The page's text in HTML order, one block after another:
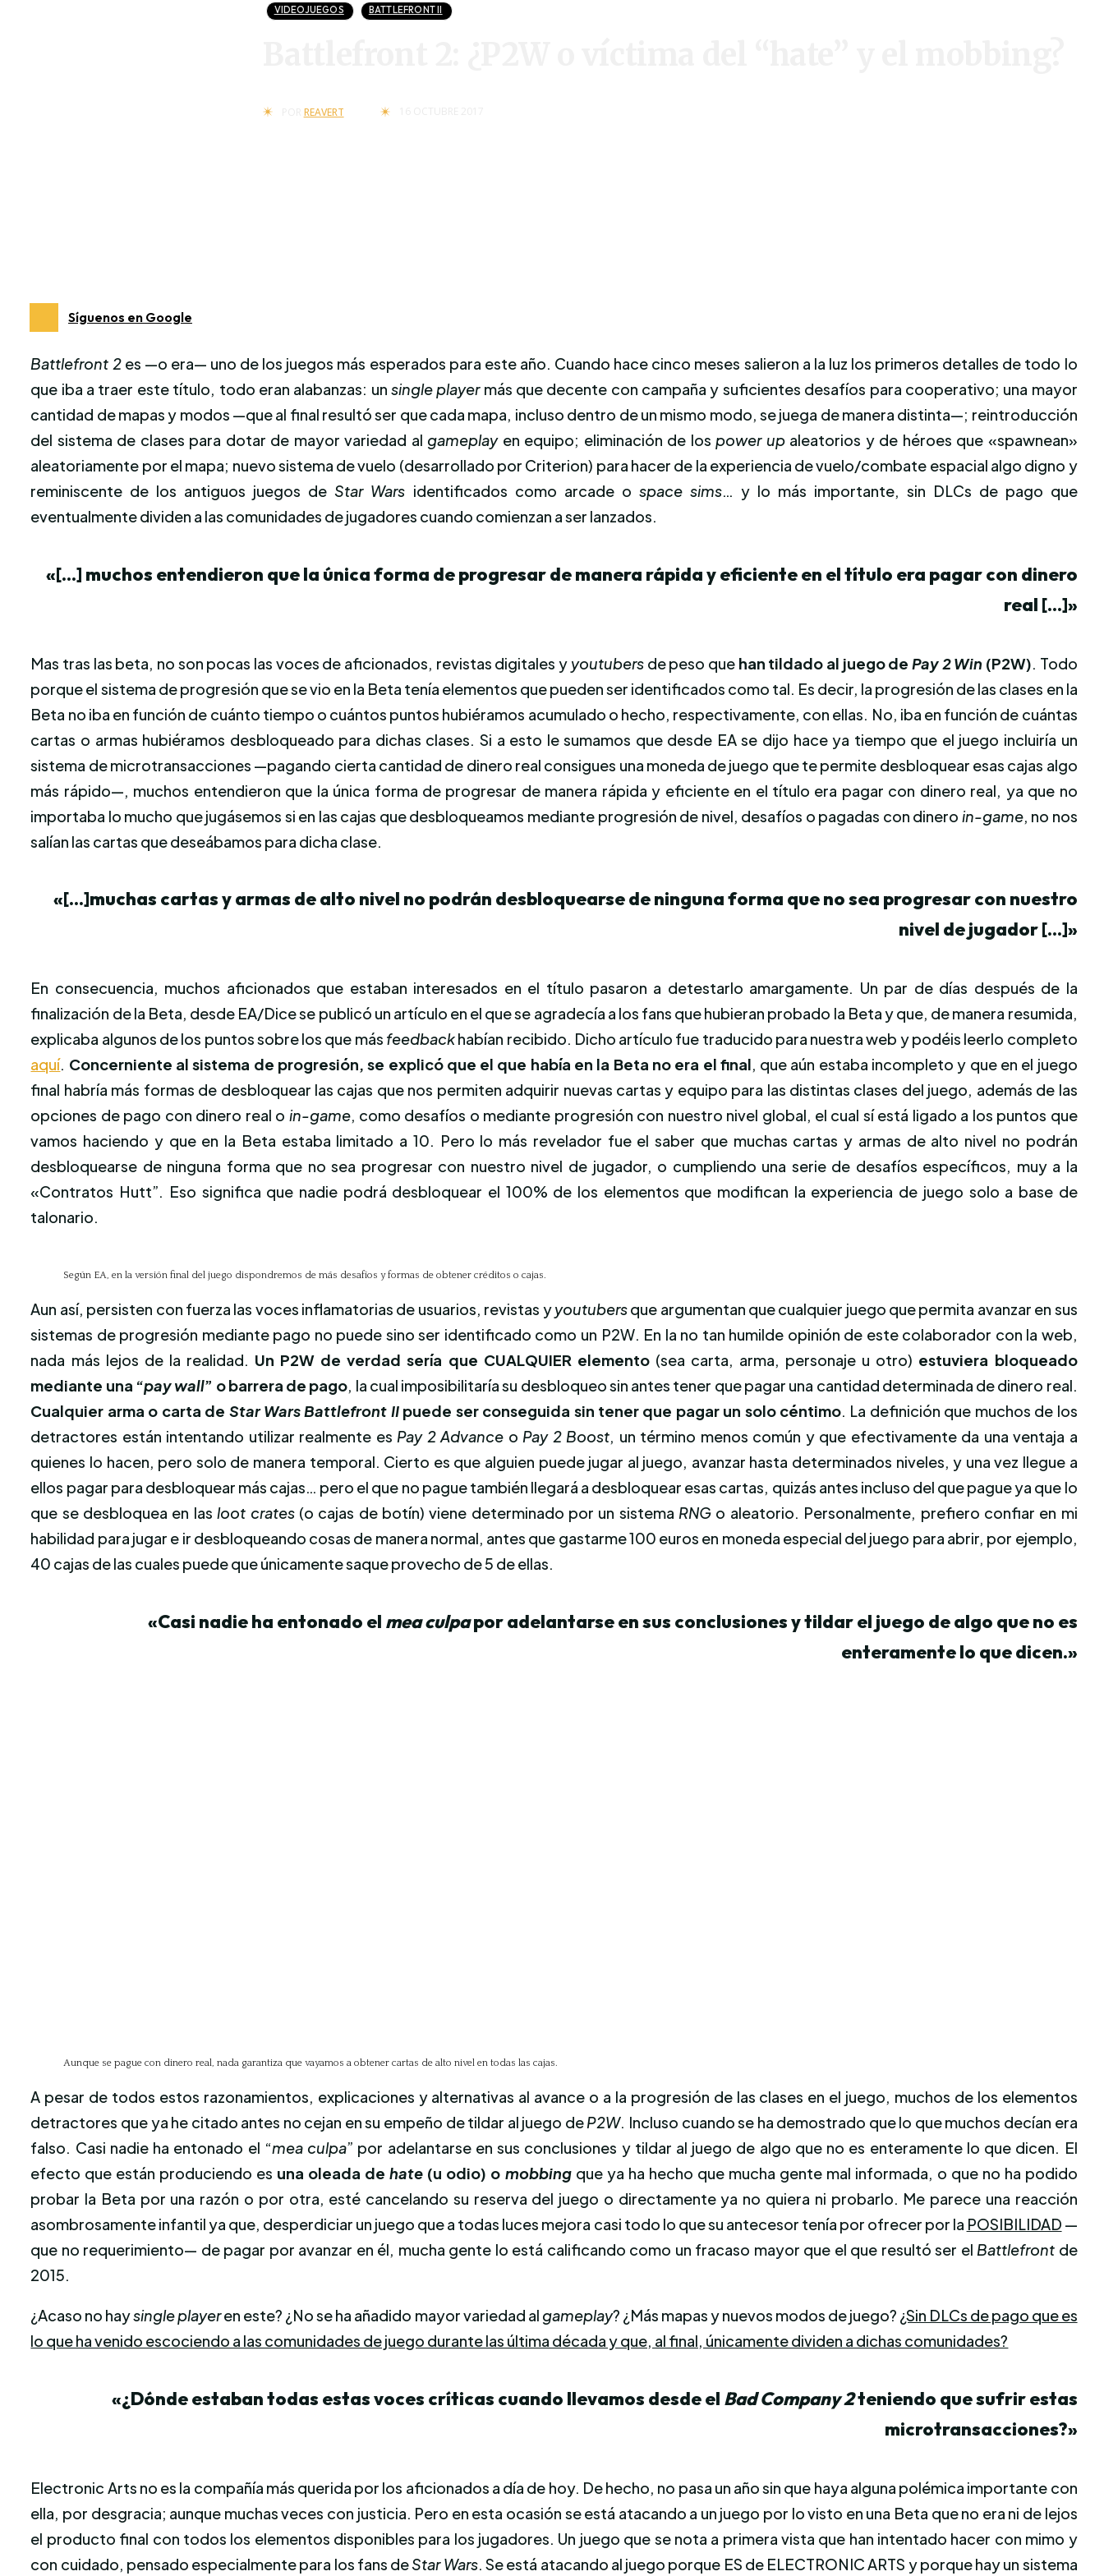
VIDEOJUEGOS BATTLEFRONT II
REAVERT
Síguenos en Google
Battlefront 2es —o era— uno de los juegos más esperados para este año. Cuando hace cinco meses salieron a la luz los primeros detalles de todo lo
que iba a traer este título, todo eran alabanzas: un single playermás que decente con campaña y suficientes desafíos para cooperativo; una mayor
cantidad de mapas y modos —que al final resultó ser que cada mapa, incluso dentro de un mismo modo, se juega de manera distinta—; reintroducción
del sistema de clases para dotar de mayor variedad al gameplayen equipo; eliminación de lospower upaleatorios y de héroes que «spawnean»
aleatoriamente por el mapa; nuevo sistema de vuelo (desarrollado por Criterion) para hacer de la experiencia de vuelo/combate espacial algo digno y
reminiscente de los antiguos juegos deStar Wars identificados como arcade o space sims… y lo más importante, sin DLCs de pago que
eventualmente dividen a las comunidades de jugadores cuando comienzan a ser lanzados.
«[…] muchos entendieron que la única forma de progresar de manera rápida y eficiente en el título era pagar con dinero
real […]»
Mas tras las beta, no son pocas las voces de aficionados, revistas digitales y youtubersde peso que han tildado al juego de Pay 2 Win (P2W). Todo
porque el sistema de progresión que se vio en la Beta tenía elementos que pueden ser identificados como tal. Es decir, la progresión de las clases en la
Beta no iba en función de cuánto tiempo o cuántos puntos hubiéramos acumulado o hecho, respectivamente, con ellas. No, iba en función de cuántas
cartas o armas hubiéramos desbloqueado para dichas clases. Si a esto le sumamos que desde EA se dijo hace ya tiempo que el juego incluiría un
sistema de microtransacciones —pagando cierta cantidad de dinero real consigues una moneda de juego que te permite desbloquear esas cajas algo
más rápido—, muchos entendieron que la única forma de progresar de manera rápida y eficiente en el título era pagar con dinero real, ya que no
importaba lo mucho que jugásemos si en las cajas que desbloqueamos mediante progresión de nivel, desafíos o pagadas con dinero in-game, no nos
salían las cartas que deseábamos para dicha clase.
«[…]muchas cartas y armas de alto nivel no podrán desbloquearse de ninguna forma que no sea progresar con nuestro
nivel de jugador […]»
En consecuencia, muchos aficionados que estaban interesados en el título pasaron a detestarlo amargamente. Un par de días después de la
finalización de la Beta, desde EA/Dice se publicó un artículo en el que se agradecía a los fans que hubieran probado la Beta y que, de manera resumida,
explicaba algunos de los puntos sobre los que más feedbackhabían recibido. Dicho artículo fue traducido para nuestra web y podéis leerlo completo
aquí. Concerniente al sistema de progresión, se explicó que el que había en la Beta no era el final, que aún estaba incompleto y que en el juego
final habría más formas de desbloquear las cajas que nos permiten adquirir nuevas cartas y equipo para las distintas clases del juego, además de las
opciones de pago con dinero real o in-game, como desafíos o mediante progresión con nuestro nivel global, el cual sí está ligado a los puntos que
vamos haciendo y que en la Beta estaba limitado a 10. Pero lo más revelador fue el saber que muchas cartas y armas de alto nivel no podrán
desbloquearse de ninguna forma que no sea progresar con nuestro nivel de jugador, o cumpliendo una serie de desafíos específicos, muy a la
«Contratos Hutt”. Eso significa que nadie podrá desbloquear el 100% de los elementos que modifican la experiencia de juego solo a base de
talonario.
Según EA, en la versión final del juego dispondremos de más desafíos y formas de obtener créditos o cajas.
Aun así, persisten con fuerza las voces inflamatorias de usuarios, revistas yyoutubersque argumentan que cualquier juego que permita avanzar en sus
sistemas de progresión mediante pago no puede sino ser identificado como un P2W. En la no tan humilde opinión de este colaborador con la web,
nada más lejos de la realidad. Un P2W de verdad sería que CUALQUIER elemento(sea carta, arma, personaje u otro) estuviera bloqueado
mediante una “pay wall” o barrera de pago, la cual imposibilitaría su desbloqueo sin antes tener que pagar una cantidad determinada de dinero real.
Cualquier arma o carta de Star Wars Battlefront IIpuede ser conseguida sin tener que pagar un solo céntimo. La definición que muchos de los
detractores están intentando utilizar realmente es Pay 2 Advance o Pay 2 Boost, un término menos común y que efectivamente da una ventaja a
quienes lo hacen, pero solo de manera temporal. Cierto es que alguien puede jugar al juego, avanzar hasta determinados niveles, y una vez llegue a
ellos pagar para desbloquear más cajas… pero el que no pague también llegará a desbloquear esas cartas, quizás antes incluso del que pague ya que lo
que se desbloquea en lasloot crates(o cajas de botín) viene determinado por un sistema RNG o aleatorio. Personalmente, prefiero confiar en mi
habilidad para jugar e ir desbloqueando cosas de manera normal, antes que gastarme 100 euros en moneda especial del juego para abrir, por ejemplo,
40 cajas de las cuales puede que únicamente saque provecho de 5 de ellas.
«Casi nadie ha entonado el mea culpapor adelantarse en sus conclusiones y tildar el juego de algo que no es
enteramente lo que dicen.»
Aunque se pague con dinero real, nada garantiza que vayamos a obtener cartas de alto nivel en todas las cajas.
A pesar de todos estos razonamientos, explicaciones y alternativas al avance o a la progresión de las clases en el juego, muchos de los elementos
detractores que ya he citado antes no cejan en su empeño de tildar al juego deP2W. Incluso cuando se ha demostrado que lo que muchos decían era
falso. Casi nadie ha entonado el “mea culpa” por adelantarse en sus conclusiones y tildar al juego de algo que no es enteramente lo que dicen. El
efecto que están produciendo es una oleada dehate (u odio) o mobbingque ya ha hecho que mucha gente mal informada, o que no ha podido
probar la Beta por una razón o por otra, esté cancelando su reserva del juego o directamente ya no quiera ni probarlo. Me parece una reacción
asombrosamente infantil ya que, desperdiciar un juego que a todas luces mejora casi todo lo que su antecesor tenía por ofrecer por la POSIBILIDAD —
que no requerimiento— de pagar por avanzar en él, mucha gente lo está calificando como un fracaso mayor que el que resultó ser el Battlefront de
2015.
¿Acaso no haysingle playeren este? ¿No se ha añadido mayor variedad al gameplay? ¿Más mapas y nuevos modos de juego? ¿Sin DLCs de pago que es
lo que ha venido escociendo a las comunidades de juego durante las última década y que, al final, únicamente dividen a dichas comunidades?
«¿Dónde estaban todas estas voces críticas cuando llevamos desde el Bad Company 2teniendo que sufrir estas
microtransacciones?»
Electronic Arts no es la compañía más querida por los aficionados a día de hoy. De hecho, no pasa un año sin que haya alguna polémica importante con
ella, por desgracia; aunque muchas veces con justicia. Pero en esta ocasión se está atacando a un juego por lo visto en una Beta que no era ni de lejos
el producto final con todos los elementos disponibles para los jugadores. Un juego que se nota a primera vista que han intentado hacer con mimo y
con cuidado, pensado especialmente para los fans deStar Wars. Se está atacando al juego porque ES de ELECTRONIC ARTS y porque hay un sistema